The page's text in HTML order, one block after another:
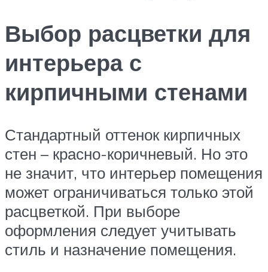
Выбор расцветки для
интерьера с
кирпичными стенами
Стандартный оттенок кирпичных
стен – красно-коричневый. Но это
не значит, что интерьер помещения
может ограничиваться только этой
расцветкой. При выборе
оформления следует учитывать
стиль и назначение помещения.